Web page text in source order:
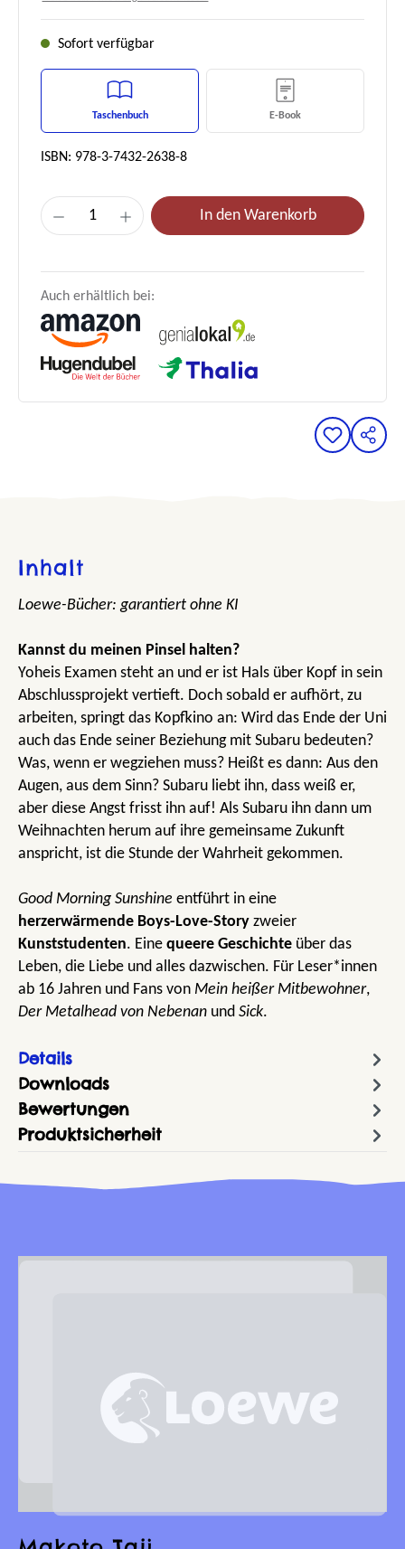
Sofort verfügbar
Taschenbuch E-Book
ISBN: 978-3-7432-2638-8
Produkt Anzahl: Gib den gewünschten
In den Warenkorb
Auch erhältlich bei:
Inhalt
Loewe-Bücher: garantiert ohne KI
Kannst du meinen Pinsel halten?
Yoheis Examen steht an und er ist Hals über Kopf in sein
Abschlussprojekt vertieft. Doch sobald er aufhört, zu
arbeiten, springt das Kopfkino an: Wird das Ende der Uni
auch das Ende seiner Beziehung mit Subaru bedeuten?
Was, wenn er wegziehen muss? Heißt es dann: Aus den
Augen, aus dem Sinn? Subaru liebt ihn, dass weiß er,
aber diese Angst frisst ihn auf! Als Subaru ihn dann um
Weihnachten herum auf ihre gemeinsame Zukunft
anspricht, ist die Stunde der Wahrheit gekommen.
Good Morning Sunshine entführt in eine
herzerwärmende Boys-Love-Story zweier
Kunststudenten. Eine queere Geschichte über das
Leben, die Liebe und alles dazwischen. Für Leser*innen
ab 16 Jahren und Fans von Mein heißer Mitbewohner,
Der Metalhead von Nebenan und Sick.
Details
Downloads
Bewertungen
Produktsicherheit